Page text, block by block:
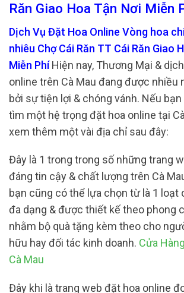
Răn Giao Hoa Tận Nơi Miễn
Dịch Vụ Đặt Hoa Online Vòng hoa
nhiêu Chợ Cái Răn TT Cái Răn Giao
Miễn PhíHiện nay, Thương Mại &
online trên Cà Mau đang được nhiều
bởi sự tiện lợi & chóng vánh. Nếu
tìm một hệ trọng đặt hoa online tại
xem thêm một vài địa chỉ sau đây:
Đây là 1 trong trong số những trang
đáng tin cậy & chất lượng trên Cà
bạn cũng có thể lựa chọn từ là 1 loạt
đa dạng & được thiết kế theo phong
nhằm bộ quà tặng kèm theo cho
hữu hay đối tác kinh doanh. Cửa
Cà Mau
Đây khi là trang web đặt hoa online